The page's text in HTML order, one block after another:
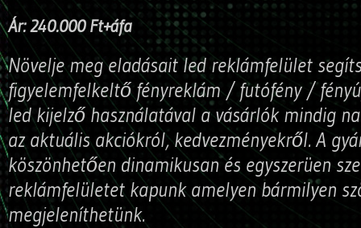
Ár: 240.000 Ft+áfa
Növelje meg eladásait led reklámfelület
figyelemfelkeltő fényreklám / futófény /
led kijelző használatával a vásárlók mindig
az aktuális akciókról, kedvezményekről. A
köszönhetően dinamikusan és egyszerüen
reklámfelületet kapunk amelyen bármilyen
megjeleníthetünk.